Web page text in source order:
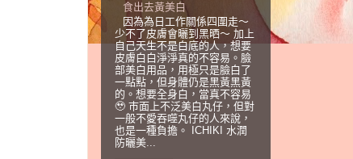
食出去黃美白
因為為日工作關係四圍走～
少不了皮膚會曬到黑晒～ 加上
自己天生不是白底的人，想要
皮膚白白淨淨真的不容易。臉
部美白用品，用極只是臉白了
一點點，但身體仍是黑黃黑黃
的。想要全身白，當真不容易
🥹 巿面上不泛美白丸仔，但對
一般不愛吞噬丸仔的人來說，
也是一種負擔。 ICHIKI 水潤
防曬美...